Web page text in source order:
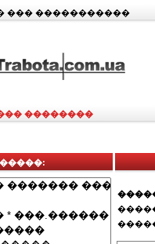
��� �����������
��������